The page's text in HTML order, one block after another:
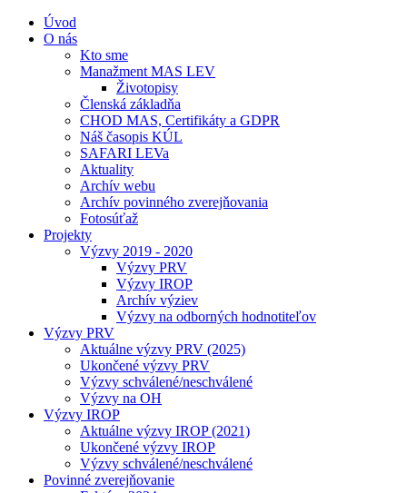
Úvod
O nás
Kto sme
Manažment MAS LEV
Životopisy
Členská základňa
CHOD MAS, Certifikáty a GDPR
Náš časopis KÚL
SAFARI LEVa
Aktuality
Archív webu
Archív povinného zverejňovania
Fotosúťaž
Projekty
Výzvy 2019 - 2020
Výzvy PRV
Výzvy IROP
Archív výziev
Výzvy na odborných hodnotiteľov
Výzvy PRV
Aktuálne výzvy PRV (2025)
Ukončené výzvy PRV
Výzvy schválené/neschválené
Výzvy na OH
Výzvy IROP
Aktuálne výzvy IROP (2021)
Ukončené výzvy IROP
Výzvy schválené/neschválené
Povinné zverejňovanie